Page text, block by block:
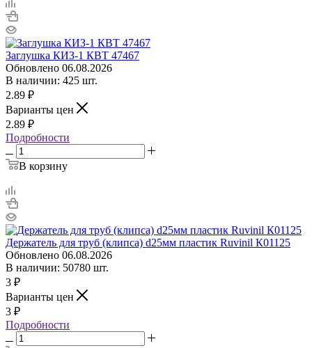
Заглушка КИЗ-1 КВТ 47467
Обновлено 06.08.2026
В наличии: 425 шт.
2.89 ₽
Варианты цен
2.89 ₽
Подробности
В корзину
Держатель для труб (клипса) d25мм пластик Ruvinil К01125
Обновлено 06.08.2026
В наличии: 50780 шт.
3 ₽
Варианты цен
3 ₽
Подробности